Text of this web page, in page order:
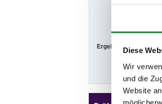
Diese
Wir
und die
Website
Ergebnisse: